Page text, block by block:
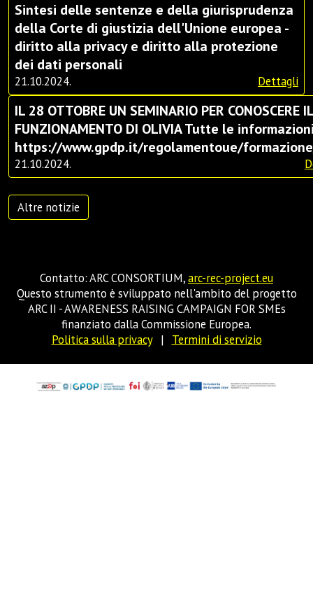
Sintesi delle sentenze e della giurisprudenza
della Corte di giustizia dell'Unione europea -
diritto alla privacy e diritto alla protezione
dei dati personali
21.10.2024. Dettagli
IL 28 OTTOBRE UN SEMINARIO PER CONOSCERE IL
FUNZIONAMENTO DI OLIVIA Tutte le
https://www.gpdp.it/regolamentoue/
21.10.2024.
Altre notizie
Contatto: ARC CONSORTIUM,arc-rec-project.eu
Questo strumento è sviluppato nell'ambito del progetto
ARC II - AWARENESS RAISING CAMPAIGN FOR SMEs
finanziato dalla Commissione Europea.
Politica sulla privacy| Termini di servizio